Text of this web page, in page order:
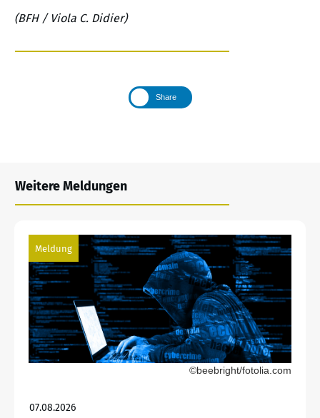
(BFH / Viola C. Didier)
Share
Weitere Meldungen
Meldung
©beebright/fotolia.com
07.08.2026